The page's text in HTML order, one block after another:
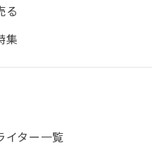
#災害に備える
ーチャンネル
#ふるさと納税
る
集
イター一覧